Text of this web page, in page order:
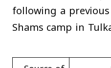
following a
Shams camp in